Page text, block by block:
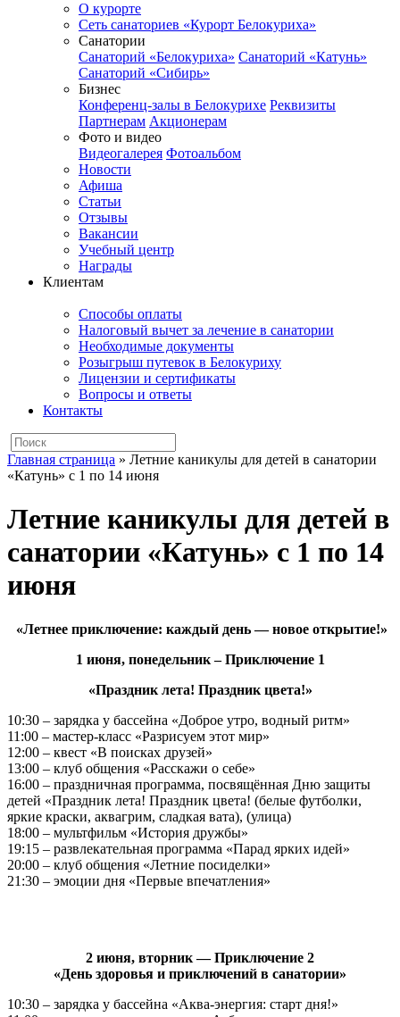
О курорте
Сеть санаториев «Курорт Белокуриха»
Санатории
Санаторий «Белокуриха» Санаторий «Катунь»
Санаторий «Сибирь»
Бизнес
Конференц-залы в Белокурихе Реквизиты
Партнерам Акционерам
Фото и видео
Видеогалерея Фотоальбом
Новости
Афиша
Статьи
Отзывы
Вакансии
Учебный центр
Награды
Клиентам
Способы оплаты
Налоговый вычет за лечение в санатории
Необходимые документы
Розыгрыш путевок в Белокуриху
Лицензии и сертификаты
Вопросы и ответы
Контакты
Главная страница » Летние каникулы для детей в санатории
«Катунь» с 1 по 14 июня
Летние каникулы для детей в
санатории «Катунь» с 1 по 14
июня
«Летнее приключение: каждый день — новое открытие!»
1 июня, понедельник – Приключение 1
«Праздник лета! Праздник цвета!»
10:30 – зарядка у бассейна «Доброе утро, водный ритм»
11:00 – мастер‑класс «Разрисуем этот мир»
12:00 – квест «В поисках друзей»
13:00 – клуб общения «Расскажи о себе»
16:00 – праздничная программа, посвящённая Дню защиты
детей «Праздник лета! Праздник цвета! (белые футболки,
яркие краски, аквагрим, сладкая вата), (улица)
18:00 – мультфильм «История дружбы»
19:15 – развлекательная программа «Парад ярких идей»
20:00 – клуб общения «Летние посиделки»
21:30 – эмоции дня «Первые впечатления»
2 июня, вторник — Приключение 2
«День здоровья и приключений в санатории»
10:30 – зарядка у бассейна «Аква-энергия: старт дня!»